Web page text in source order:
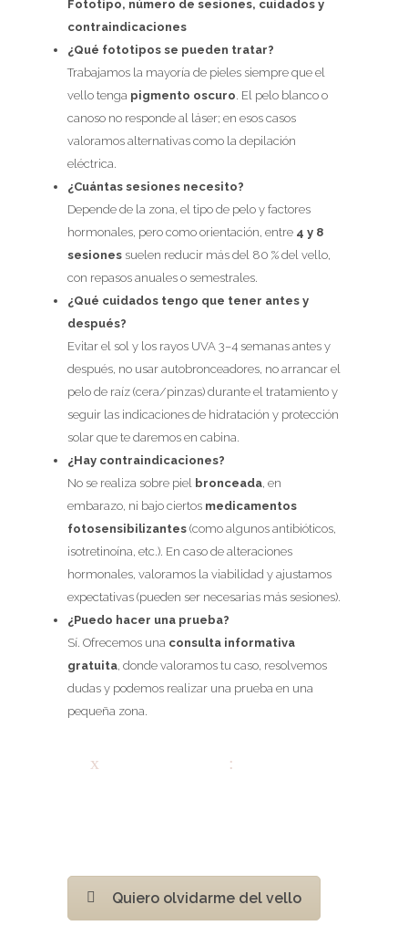
Fototipo, número de sesiones, cuidados y
contraindicaciones
¿Qué fototipos se pueden tratar?
Trabajamos la mayoría de pieles siempre que el
vello tenga pigmento oscuro . El pelo blanco o
canoso no responde al láser; en esos casos
valoramos alternativas como la depilación
eléctrica.
¿Cuántas sesiones necesito?
Depende de la zona, el tipo de pelo y factores
hormonales, pero como orientación, entre 4 y 8
sesiones suelen reducir más del 80 % del vello,
con repasos anuales o semestrales.
¿Qué cuidados tengo que tener antes y
después?
Evitar el sol y los rayos UVA 3–4 semanas antes y
después, no usar autobronceadores, no arrancar el
pelo de raíz (cera/pinzas) durante el tratamiento y
seguir las indicaciones de hidratación y protección
solar que te daremos en cabina.
¿Hay contraindicaciones?
No se realiza sobre piel bronceada , en
embarazo, ni bajo ciertos medicamentos
fotosensibilizantes (como algunos antibióticos,
isotretinoína, etc.). En caso de alteraciones
hormonales, valoramos la viabilidad y ajustamos
expectativas (pueden ser necesarias más sesiones).
¿Puedo hacer una prueba?
Sí. Ofrecemos una consulta informativa
gratuita , donde valoramos tu caso, resolvemos
dudas y podemos realizar una prueba en una
pequeña zona.
Quiero olvidarme del vello